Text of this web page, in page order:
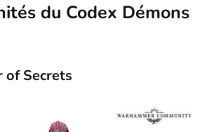
du Codex Démons
of Secrets